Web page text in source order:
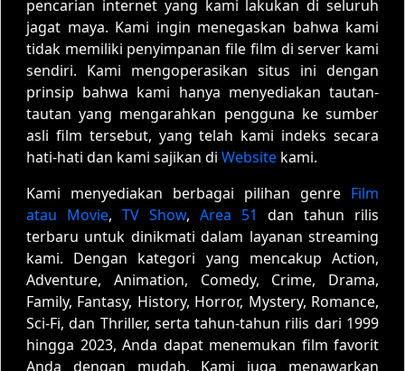
pencarian internet yang kami lakukan di seluruh
jagat maya. Kami ingin menegaskan bahwa kami
tidak memiliki penyimpanan file film di server kami
sendiri. Kami mengoperasikan situs ini dengan
prinsip bahwa kami hanya menyediakan tautan-
tautan yang mengarahkan pengguna ke sumber
asli film tersebut, yang telah kami indeks secara
hati-hati dan kami sajikan di Website kami.
Kami menyediakan berbagai pilihan genre Film
atau Movie, TV Show, Area 51
dan tahun rilis
terbaru untuk dinikmati dalam layanan streaming
kami. Dengan kategori yang mencakup Action,
Adventure, Animation, Comedy, Crime, Drama,
Family, Fantasy, History, Horror, Mystery, Romance,
Sci-Fi, dan Thriller, serta tahun-tahun rilis dari 1999
hingga 2023, Anda dapat menemukan film favorit
Anda dengan mudah. Kami juga menawarkan